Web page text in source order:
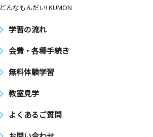
どんなもんだい! KUMON
学習の流れ
会費・各種手続き
無料体験学習
教室見学
よくあるご質問